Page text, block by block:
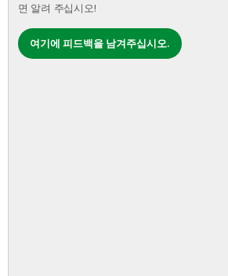
면 알려 주십시오!
여기에 피드백을 남겨주십시오.